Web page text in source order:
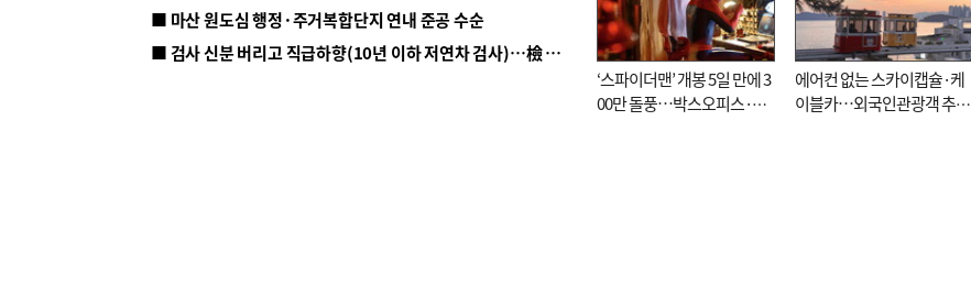
■ 마산 원도심 행정·주거복합단지 연내 준공 수순
■ 검사 신분 버리고 직급하향(10년 이하 저연차 검사)…檢 중수청행 기피
‘스파이더맨’ 개봉 5일 만에 3
00만 돌풍…박스오피스·예
에어컨 없는 스카이캡슐·케
이블카…외국인관광객 추억